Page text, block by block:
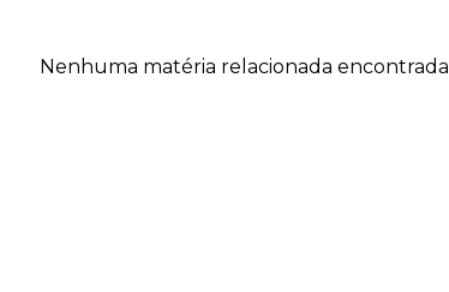
Nenhuma matéria relacionada encontrada